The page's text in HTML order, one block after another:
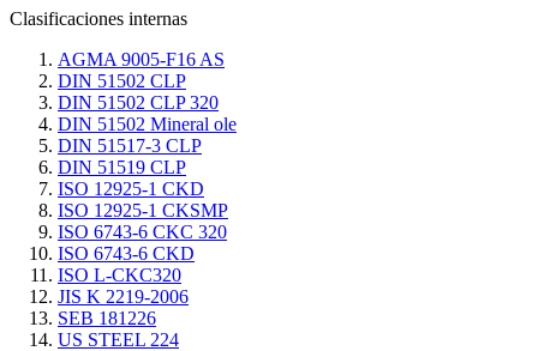
Clasificaciones internas
AGMA 9005-F16 AS
DIN 51502 CLP
DIN 51502 CLP 320
DIN 51502 Mineral ole
DIN 51517-3 CLP
DIN 51519 CLP
ISO 12925-1 CKD
ISO 12925-1 CKSMP
ISO 6743-6 CKC 320
ISO 6743-6 CKD
ISO L-CKC320
JIS K 2219-2006
SEB 181226
US STEEL 224